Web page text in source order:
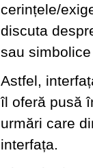
cerințele/
discuta
sau
Astfel,
îl oferă pusă
urmări care
interfața.